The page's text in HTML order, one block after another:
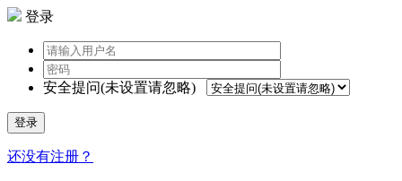
登录
安全提问(未设置请忽略)
登录
还没有注册？